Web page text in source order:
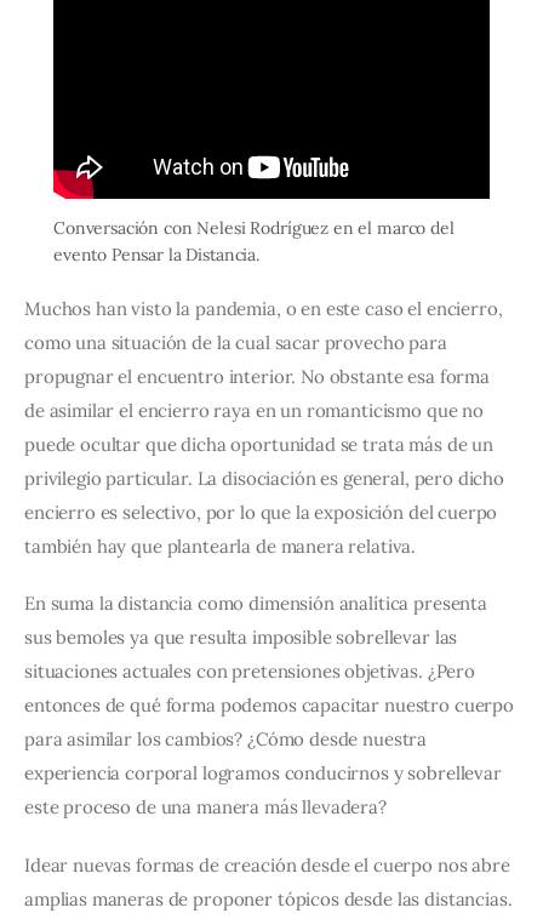
Conversación con Nelesi Rodríguez en el marco del
evento Pensar la Distancia.
Muchos han visto la pandemia, o en este caso el encierro,
como una situación de la cual sacar provecho para
propugnar el encuentro interior. No obstante esa forma
de asimilar el encierro raya en un romanticismo que no
puede ocultar que dicha oportunidad se trata más de un
privilegio particular. La disociación es general, pero dicho
encierro es selectivo, por lo que la exposición del cuerpo
también hay que plantearla de manera relativa.
En suma la distancia como dimensión analítica presenta
sus bemoles ya que resulta imposible sobrellevar las
situaciones actuales con pretensiones objetivas. ¿Pero
entonces de qué forma podemos capacitar nuestro cuerpo
para asimilar los cambios? ¿Cómo desde nuestra
experiencia corporal logramos conducirnos y sobrellevar
este proceso de una manera más llevadera?
Idear nuevas formas de creación desde el cuerpo nos abre
amplias maneras de proponer tópicos desde las distancias.